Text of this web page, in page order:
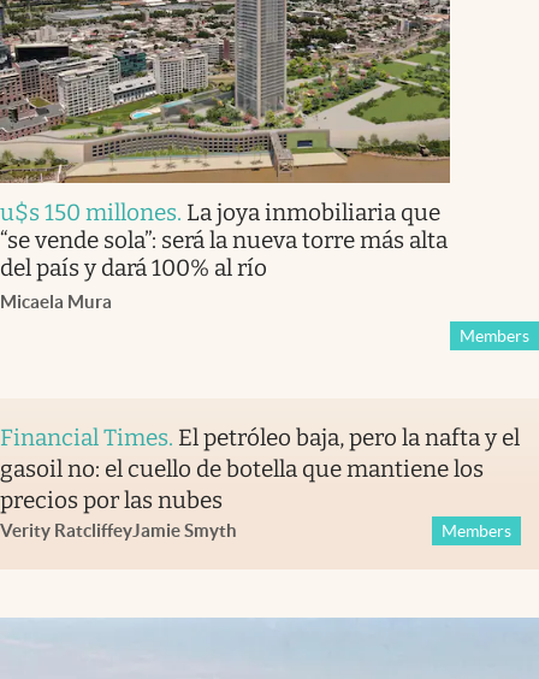
u$s 150 millones. La joya inmobiliaria que
“se vende sola”: será la nueva torre más alta
del país y dará 100% al río
Micaela Mura
Members
Financial Times. El petróleo baja, pero la nafta y el
gasoil no: el cuello de botella que mantiene los
precios por las nubes
Verity RatcliffeyJamie Smyth Members